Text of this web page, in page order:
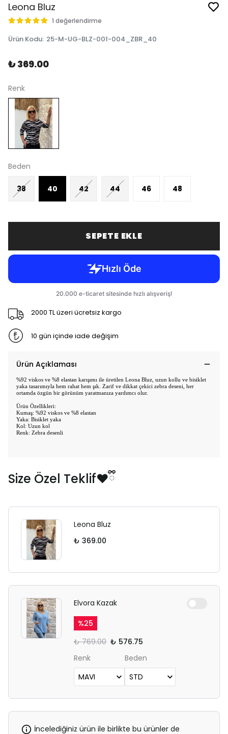
Leona Bluz
1 değerlendirme
Ürün Kodu: 25-M-UG-BLZ-001-004_ZBR_40
₺ 369.00
Renk
Beden
38 40 42 44 46 48
SEPETE EKLE
2000 TL üzeri ücretsiz kargo
10 gün içinde iade değişim
Ürün Açıklaması
%92 viskos ve %8 elastan karışımı ile üretilen Leona Bluz, uzun kollu ve bisiklet
yaka tasarımıyla hem rahat hem şık. Zarif ve dikkat çekici zebra deseni, her
ortamda özgün bir görünüm yaratmanıza yardımcı olur.
Ürün Özellikleri:
Kumaş: %92 viskos ve %8 elastan
Yaka: Bisiklet yaka
Kol: Uzun kol
Renk: Zebra desenli
Size Özel Teklif❤️ྀི
Leona Bluz
₺ 369.00
Elvora Kazak
%25
₺ 769.00 ₺ 576.75
Renk
Beden
İncelediğiniz ürün ile birlikte bu ürünler de